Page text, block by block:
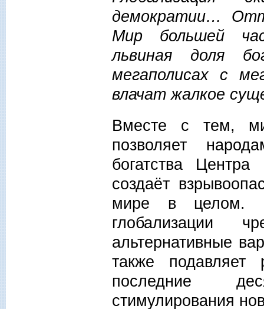
демократии…
Мир большей
львиная доля
мегаполисах с
влачат жалкое
Вместе с тем,
позволяет
богатства
создаёт
мире в целом.
глобализации
альтернативные
также подавляет
последние
стимулирования